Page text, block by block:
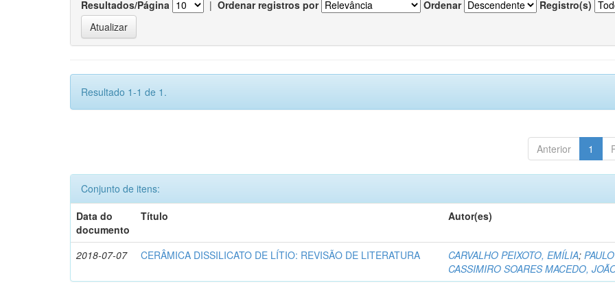
Resultados/Página | Ordenar registros por Ordenar Registro(s)
Resultado 1-1 de 1.
Anterior 1
Conjunto de itens:
Data do
documento
Título Autor(es)
2018-07-07 CERÂMICA DISSILICATO DE LÍTIO: REVISÃO DE LITERATURA CARVALHO PEIXOTO, EMÍLIA;PAULO
CASSIMIRO SOARES MACEDO,